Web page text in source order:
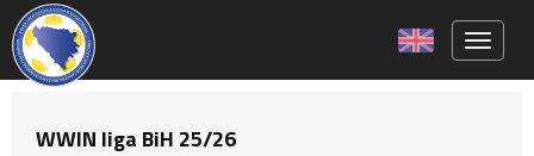
WWIN liga BiH 25/26